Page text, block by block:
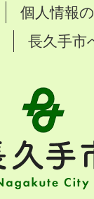
個人情報
長久手市